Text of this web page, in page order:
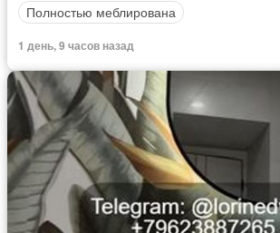
Полностью меблирована
1 день, 9 часов назад